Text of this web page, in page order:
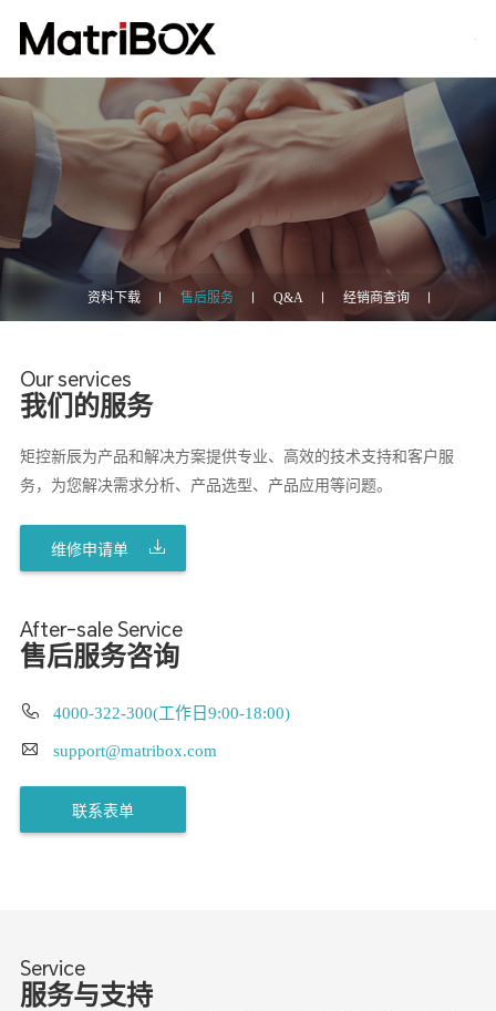
资料下载 售后服务 Q&A 经销商查询
Our services
我们的服务
矩控新辰为产品和解决方案提供专业、高效的技术支持和客户服
务，为您解决需求分析、产品选型、产品应用等问题。
维修申请单
After-sale Service
售后服务咨询
4000-322-300(工作日9:00-18:00)
support@matribox.com
联系表单
Service
服务与支持